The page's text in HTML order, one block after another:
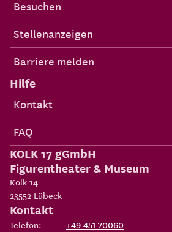
Newsletter
Services
Tickets
Besuchen
Stellenanzeigen
Barriere melden
Hilfe
Kontakt
FAQ